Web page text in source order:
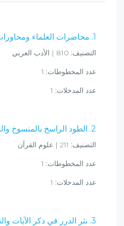
1. محاضرات العلماء ومحاورات الفهماء
التصنيف:
عدد المخطوطات:
عدد المدخلات:
2. الطود الراسخ بالمنسوخ والناسخ
التصنيف:
عدد المخطوطات:
عدد المدخلات:
3. نثر الدرر في ذكر الآيات والسور